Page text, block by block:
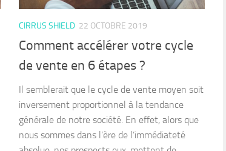
CIRRUS SHIELD 22 OCTOBRE 2019
Comment accélérer votre cycle
de vente en 6 étapes ?
Il semblerait que le cycle de vente moyen soit
inversement proportionnel à la tendance
générale de notre société. En effet, alors que
nous sommes dans l’ère de l’immédiateté